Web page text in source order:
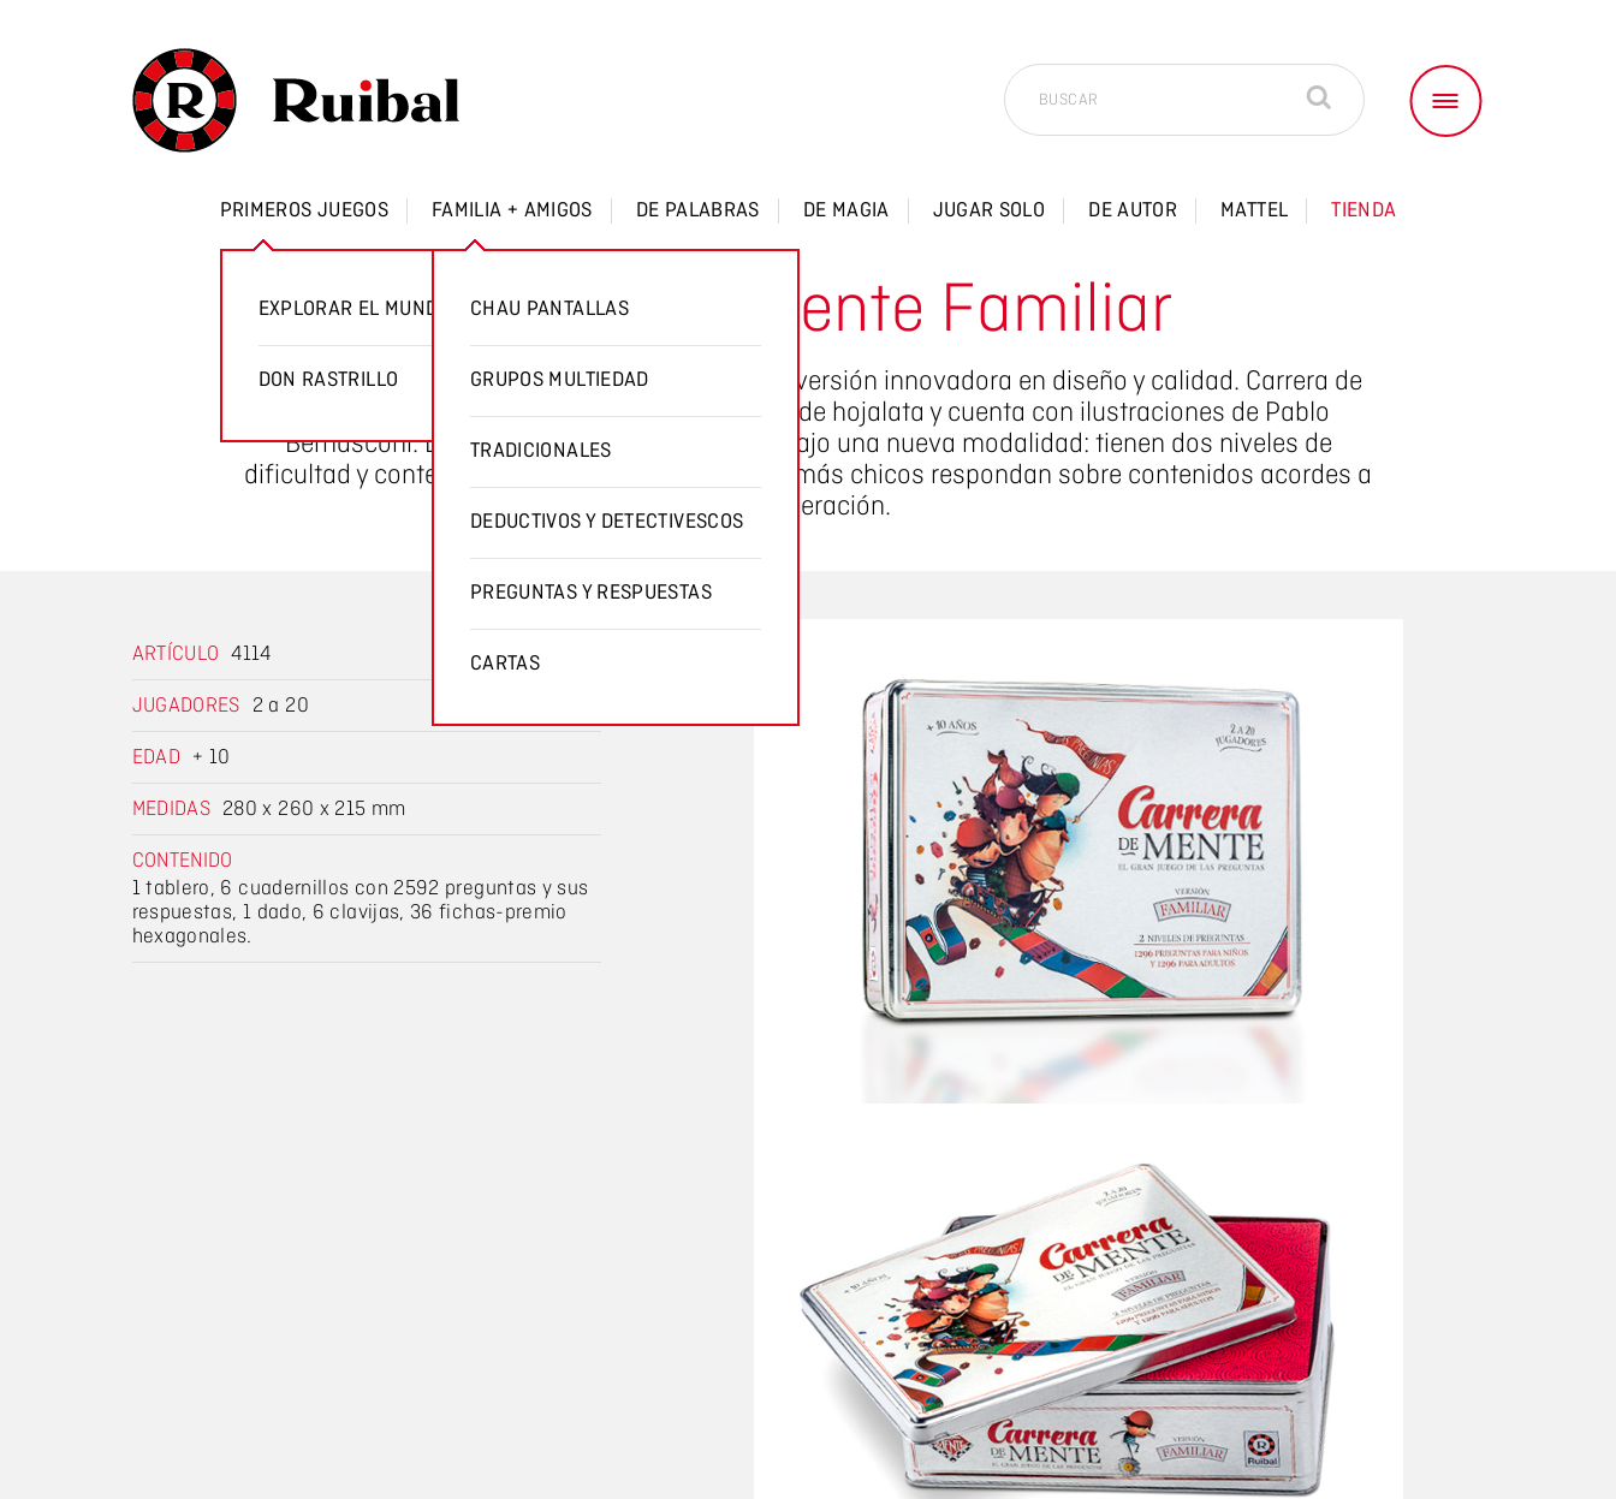
PRIMEROS JUEGOS
EXPLORAR EL MUNDO
DON RASTRILLO
FAMILIA + AMIGOS
CHAU PANTALLAS
GRUPOS MULTIEDAD
TRADICIONALES
DEDUCTIVOS Y DETECTIVESCOS
PREGUNTAS Y RESPUESTAS
CARTAS
DE PALABRAS DE MAGIA JUGAR SOLO DE AUTOR MATTEL TIENDA
Carrera de Mente Familiar
En 2017 nos propusimos un nuevo desafío: una versión innovadora en diseño y calidad. Carrera de
Mente Edición Familiar fue producido en caja de hojalata y cuenta con ilustraciones de Pablo
Bernasconi. Las preguntas se desarrollaron bajo una nueva modalidad: tienen dos niveles de
dificultad y contemplan la posibilidad de que los más chicos respondan sobre contenidos acordes a
su generación.
ARTÍCULO 4114
JUGADORES 2 a 20
EDAD + 10
MEDIDAS 280 x 260 x 215 mm
CONTENIDO
1 tablero, 6 cuadernillos con 2592 preguntas y sus
respuestas, 1 dado, 6 clavijas, 36 fichas-premio
hexagonales.